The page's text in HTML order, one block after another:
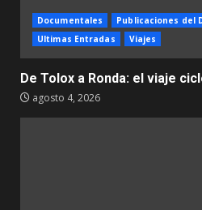
Documentales
Publicaciones del
Ultimas Entradas
Viajes
De Tolox a Ronda: el viaje
agosto 4, 2026